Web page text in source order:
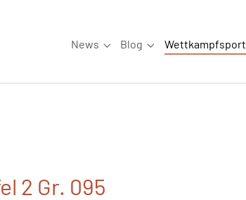
News
Submenu for "News"
Blog
Submenu for "Blog"
Wettkampfsport
2 Gr. 095